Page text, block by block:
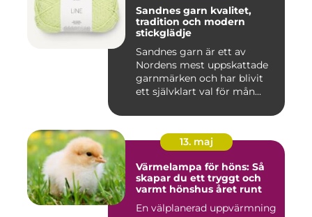
Sandnes garn kvalitet,
tradition och modern
stickglädje
Sandnes garn är ett av
Nordens mest uppskattade
garnmärken och har blivit
ett självklart val för mån...
13. maj
Värmelampa för höns: Så
skapar du ett tryggt och
varmt hönshus året runt
En välplanerad uppvärmning